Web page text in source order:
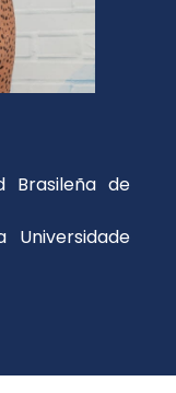
Brasileña de